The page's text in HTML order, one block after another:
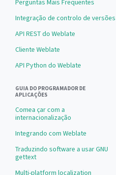
Perguntas Mais Frequentes
Integração de controlo de versões
API REST do Weblate
Cliente Weblate
API Python do Weblate
GUIA DO PROGRAMADOR DE
APLICAÇÕES
Comea çar com a
internacionalização
Integrando com Weblate
Traduzindo software a usar GNU
gettext
Multi-platform localization